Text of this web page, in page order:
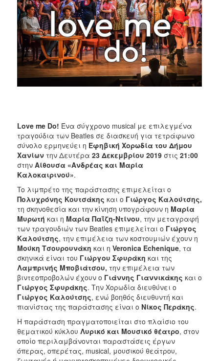
2012
2011
2010
2006
ΕΠΙΣΚΕΠΤΗΣ
ΗΡΑΚΛΕΙΟ
Love me Do! Ένα σύγχρονο musical με επιλεγμένα
τραγούδια των Beatles σε διασκευή για τετράφωνο
σύνολο ερμηνεύει η Εφηβική Χορωδία του Δήμου
Χανίων την Δευτέρα 23 Δεκεμβρίου 2019 στις 21:00
στην Αίθουσα «Ανδρέας και Μαρία
Καλοκαιρινού».
To λιμπρέτο της παράστασης επιμελείται ο
Πολυχρόνης Κουτσάκης και ο Γιώργος Καλούτσης,
τη σκηνοθεσία και την κίνηση υπογράφουν η Μαρία
Μυρωτή και η Μαρία Παΐζη-Ντίνου, την μεταγραφή
των τραγουδιών των Beatles επιμελείται ο Γιώργος
Καλούτσης, την επιμέλεια των κοστουμιών έχουν η
Μούκη Τσουρουνάκη και η Veronica Echenique, τα
σκηνικά είναι του Γιώργου Σφυράκη και της
Λαμπρινής Μποβιάτσου, την επιμέλεια των
βιντεοπροβολών έχουν ο Γιάννης Γιαννικάκης και ο
Γιώργος Σφυράκης. Την Χορωδία διευθύνει ο
Γιώργος Καλούτσης, ενώ βοηθός διευθυντή και
πιανίστας της παράστασης είναι ο Νίκος Περάκης.
Η παράσταση πραγματοποιείται στο πλαίσιο του
θεματικού κύκλου Λυρικό και Μουσικό θέατρο, στον
οποίο περιλαμβάνονται παραστάσεις έργων
όπερας, οπερέτας, musical, μουσικού θεάτρου,